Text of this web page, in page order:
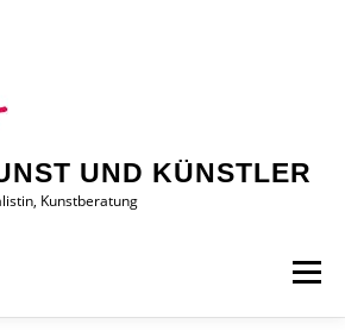
UND KÜNSTLER
Kunstberatung
Menü